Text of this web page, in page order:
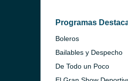
Programas
Boleros
Bailables y Despecho
De Todo un Poco